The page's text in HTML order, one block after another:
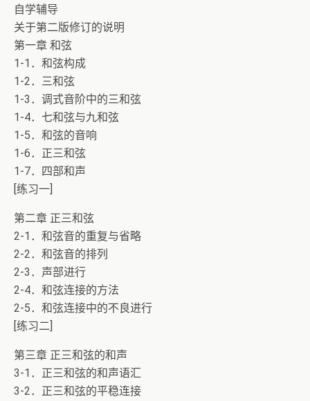
自学辅导
关于第二版修订的说明
第一章 和弦
1-1．和弦构成
1-2．三和弦
1-3．调式音阶中的三和弦
1-4．七和弦与九和弦
1-5．和弦的音响
1-6．正三和弦
1-7．四部和声
[练习一]
第二章 正三和弦
2-1．和弦音的重复与省略
2-2．和弦音的排列
2-3．声部进行
2-4．和弦连接的方法
2-5．和弦连接中的不良进行
[练习二]
第三章 正三和弦的和声
3-1．正三和弦的和声语汇
3-2．正三和弦的平稳连接